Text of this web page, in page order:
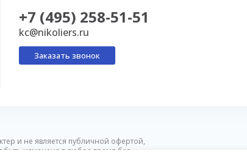
+7 (495) 258-51-51
kc@nikoliers.ru
Заказать звонок
и не является публичной офертой,
изменена в любое время без